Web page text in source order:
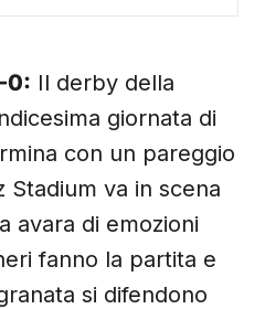
0: Il derby della
giornata di
con un pareggio
Stadium va in scena
avara di emozioni
fanno la partita e
si difendono